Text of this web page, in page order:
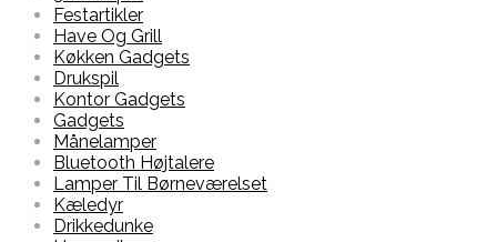
Festartikler
Have Og Grill
Køkken Gadgets
Drukspil
Kontor Gadgets
Gadgets
Månelamper
Bluetooth Højtalere
Lamper Til Børneværelset
Kæledyr
Drikkedunke